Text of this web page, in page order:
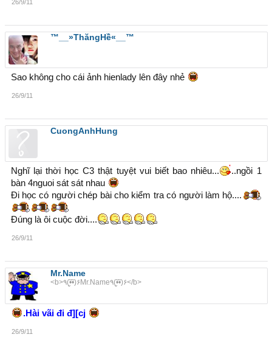
26/9/11
™__»ThăngHề«__™
Sao không cho cái ảnh hienlady lên đây nhẻ
26/9/11
CuongAnhHung
Nghĩ lại thời học C3 thật tuyệt vui biết bao nhiêu...
..ngồi 1
bàn 4nguoi sát sát nhau
Đi học có người chép bài cho kiểm tra có người làm hộ....
Đúng là ôi cuộc đời....
26/9/11
Mr.Name
<b>٩(•̮̮̃•̃)۶Mr.Name٩(•̮̮̃•̃)۶</b>
.Hài vãi đi đ][cj
26/9/11